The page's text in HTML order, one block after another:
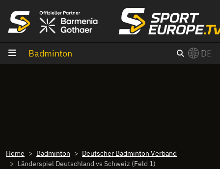
Badminton DE
Home Badminton
Deutscher Badminton Verband
Länderspiel Deutschland vs Schweiz (Feld 1)